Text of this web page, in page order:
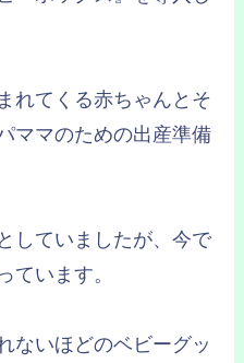
れてくる赤ちゃんとそ
ママのための出産準備
していましたが、今で
ています。
ないほどのベビーグッ